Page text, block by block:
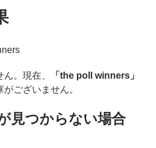
。現在、
「the poll winners」
ございません。
見つからない場合